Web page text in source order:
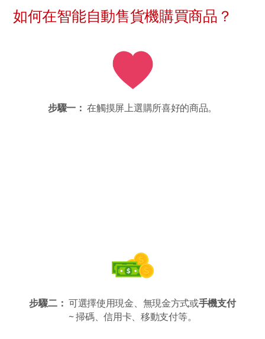
如何在智能自動售貨機購買商品？
步驟一：在觸摸屏上選購所喜好的商品。
步驟二： 可選擇使用現金、無現金方式或手機支付
~ 掃碼、信用卡、移動支付等。